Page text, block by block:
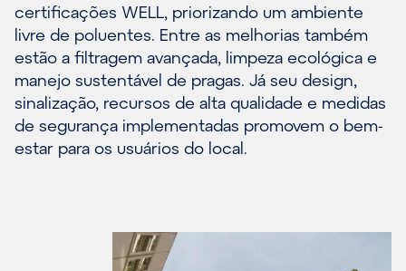
certificações WELL, priorizando um ambiente
livre de poluentes. Entre as melhorias também
estão a filtragem avançada, limpeza ecológica e
manejo sustentável de pragas. Já seu design,
sinalização, recursos de alta qualidade e medidas
de segurança implementadas promovem o bem-
estar para os usuários do local.